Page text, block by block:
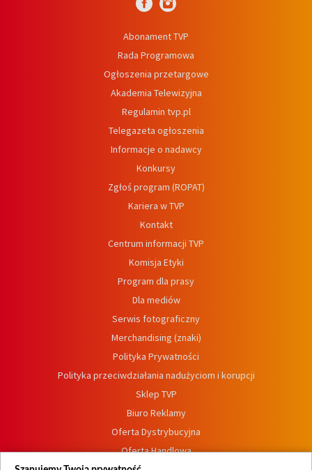
Abonament TVP
Rada Programowa
Ogłoszenia przetargowe
Akademia Telewizyjna
Regulamin tvp.pl
Telegazeta ogłoszenia
Informacje o nadawcy
Konkursy
Zgłoś program (ROPAT)
Kariera w TVP
Kontakt
Centrum informacji TVP
Komisja Etyki
Program dla prasy
Dla mediów
Serwis fotograficzny
Merchandising (znaki)
Polityka Prywatności
Polityka przeciwdziałania nadużyciom i korupcji
Sklep TVP
Biuro Reklamy
Oferta Dystrybucyjna
Oferta Handlowa